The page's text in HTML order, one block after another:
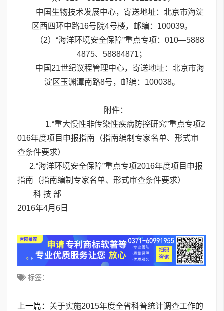
中国生物技术发展中心，寄送地址：北京市海淀
区西四环中路16号院4号楼，邮编：100039。
（2）“海洋环境安全保障”重点专项：010—5888
4875、58884871；
中国21世纪议程管理中心，寄送地址：北京市海
淀区玉渊潭南路8号，邮编：100038。
附件：
1.“重大慢性非传染性疾病防控研究”重点专项2
016年度项目申报指南 （指南编制专家名单、 形式审
查条件要求）
2.“海洋环境安全保障”重点专项2016年度项目申报
指南 （指南编制专家名单、 形式审查条件要求）
科 技 部
2016年4月6日
标签：
上一篇： 关于实施2015年度全省科普统计调查工作的